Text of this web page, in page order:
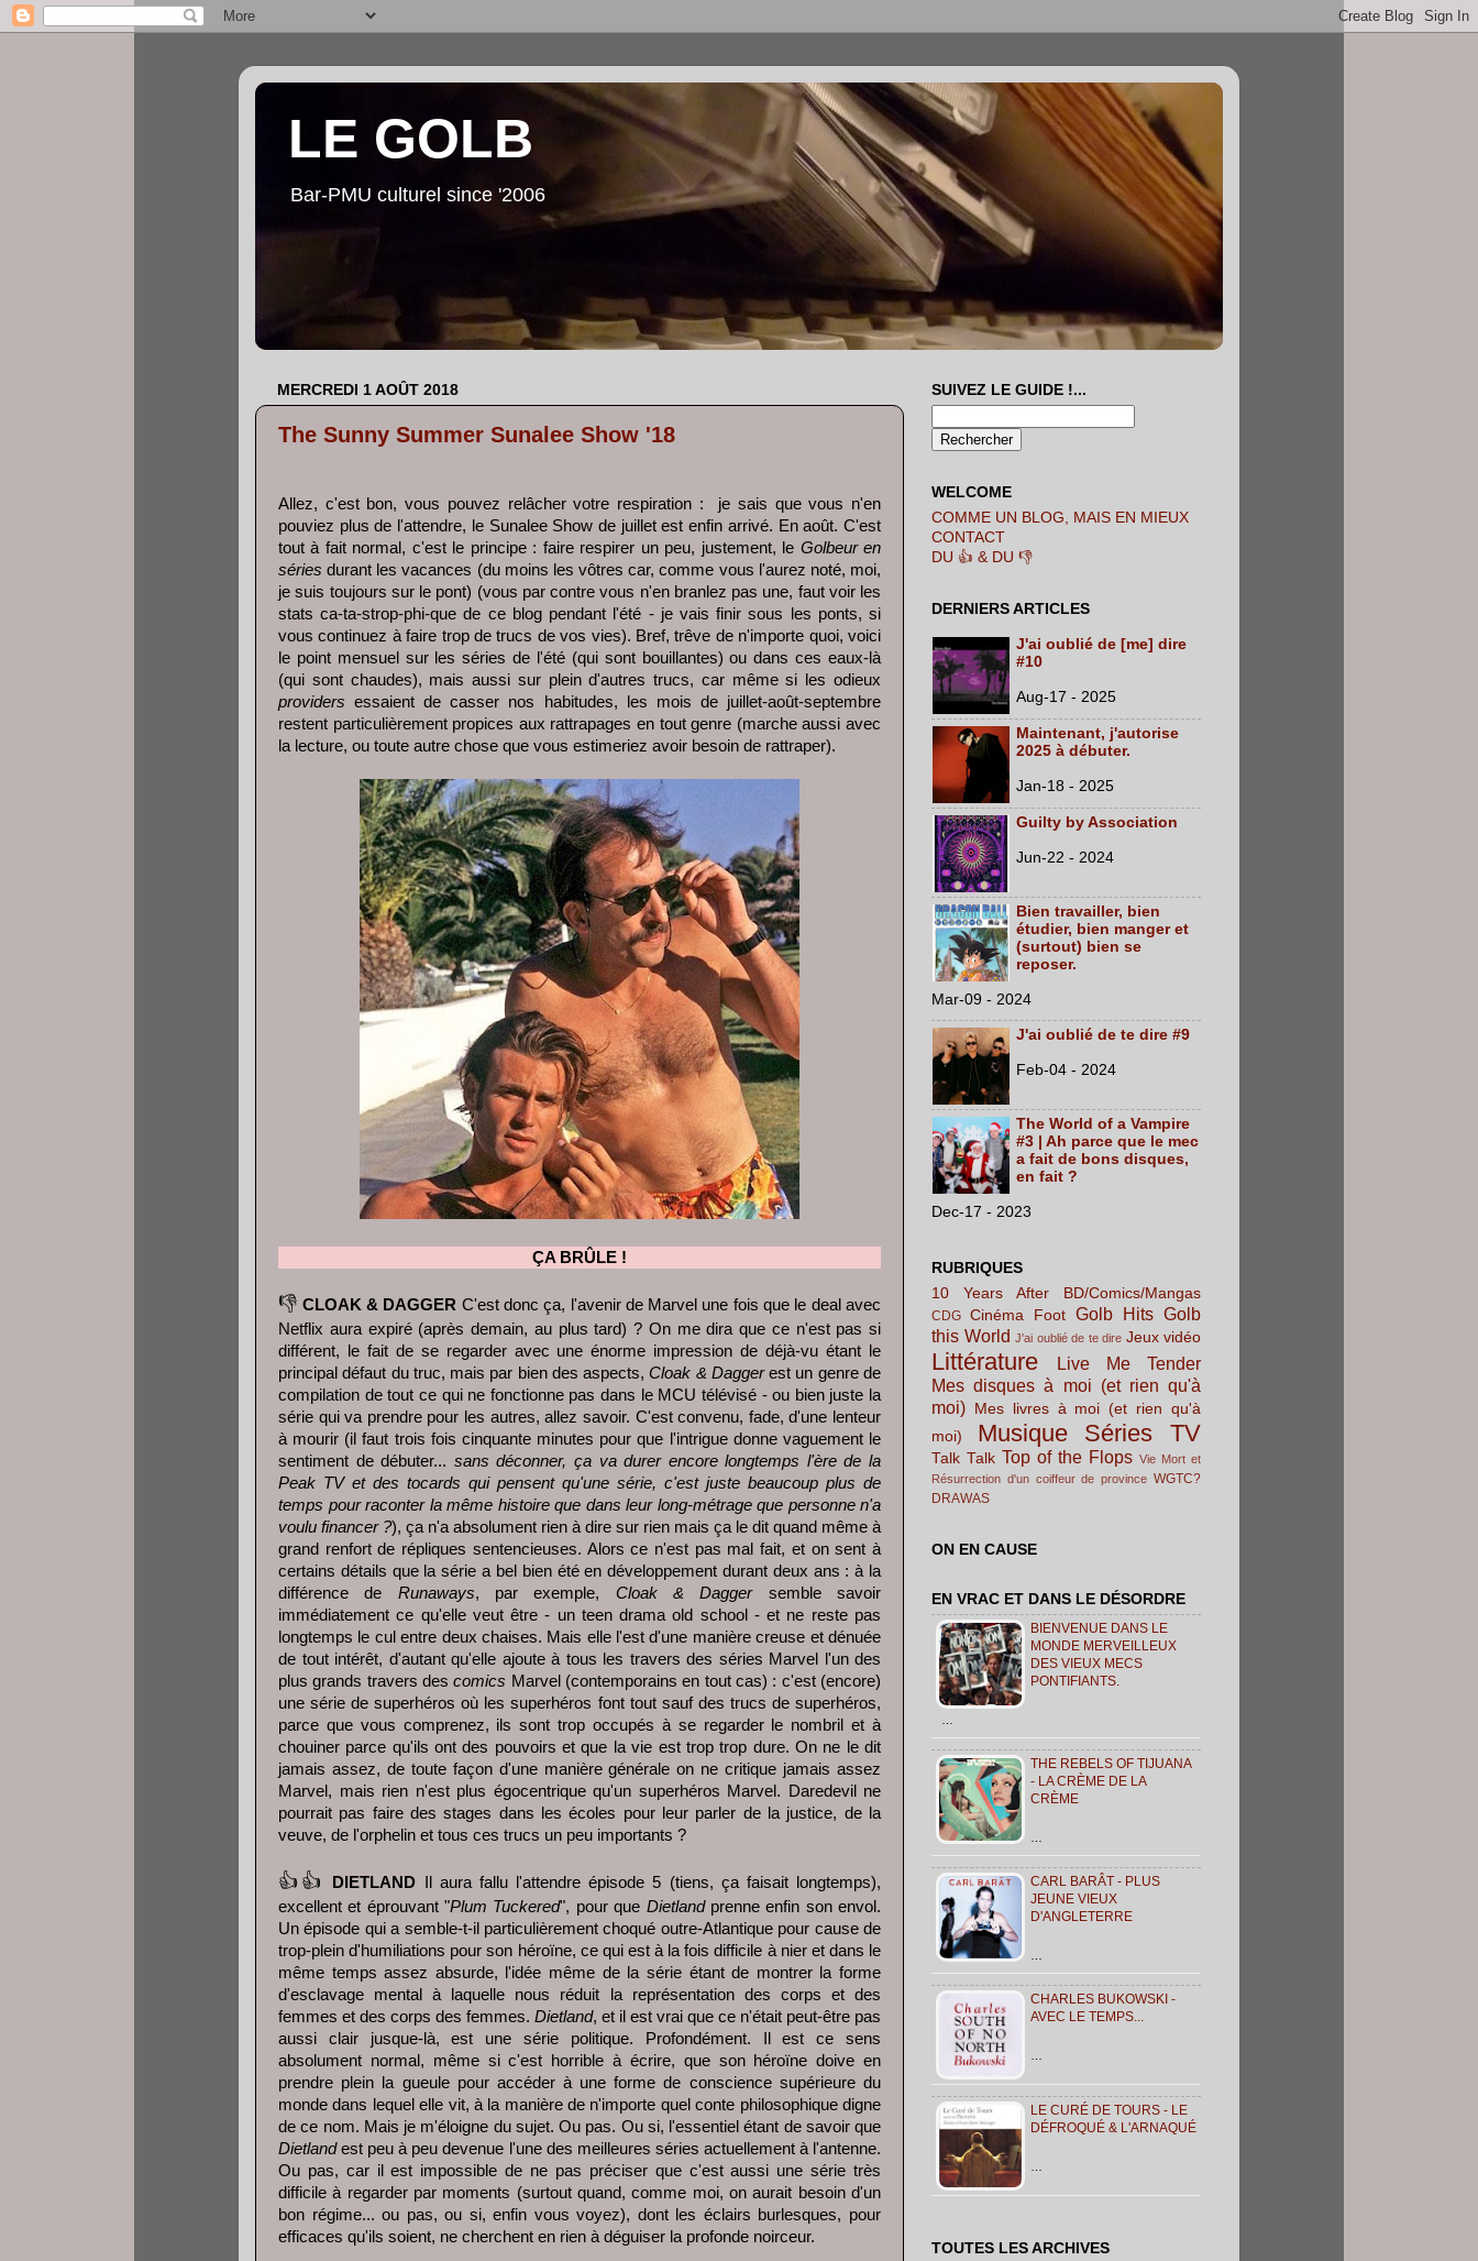
LE GOLB
Bar-PMU culturel since '2006
MERCREDI 1 AOÛT 2018
The Sunny Summer Sunalee Show '18
Allez, c'est bon, vous pouvez relâcher votre respiration : je sais que vous n'en
pouviez plus de l'attendre, le Sunalee Show de juillet est enfin arrivé. En août. C'est
tout à fait normal, c'est le principe : faire respirer un peu, justement, le Golbeur en
séries durant les vacances (du moins les vôtres car, comme vous l'aurez noté, moi,
je suis toujours sur le pont) (vous par contre vous n'en branlez pas une, faut voir les
stats ca-ta-strop-phi-que de ce blog pendant l'été - je vais finir sous les ponts, si
vous continuez à faire trop de trucs de vos vies). Bref, trêve de n'importe quoi, voici
le point mensuel sur les séries de l'été (qui sont bouillantes) ou dans ces eaux-là
(qui sont chaudes), mais aussi sur plein d'autres trucs, car même si les odieux
providers essaient de casser nos habitudes, les mois de juillet-août-septembre
restent particulièrement propices aux rattrapages en tout genre (marche aussi avec
la lecture, ou toute autre chose que vous estimeriez avoir besoin de rattraper).
ÇA BRÛLE !
👎 CLOAK & DAGGER C'est donc ça, l'avenir de Marvel une fois que le deal avec
Netflix aura expiré (après demain, au plus tard) ? On me dira que ce n'est pas si
différent, le fait de se regarder avec une énorme impression de déjà-vu étant le
principal défaut du truc, mais par bien des aspects,Cloak & Daggerest un genre de
compilation de tout ce qui ne fonctionne pas dans le MCU télévisé - ou bien juste la
série qui va prendre pour les autres, allez savoir. C'est convenu, fade, d'une lenteur
à mourir (il faut trois fois cinquante minutes pour que l'intrigue donne vaguement le
sentiment de débuter... sans déconner, ça va durer encore longtemps l'ère de la
Peak TV et des tocards qui pensent qu'une série, c'est juste beaucoup plus de
temps pour raconter la même histoire que dans leur long-métrage que personne n'a
voulu financer ?), ça n'a absolument rien à dire sur rien mais ça le dit quand même à
grand renfort de répliques sentencieuses. Alors ce n'est pas mal fait, et on sent à
certains détails que la série a bel bien été en développement durant deux ans : à la
différence de Runaways, par exemple, Cloak & Daggersemble savoir
immédiatement ce qu'elle veut être - un teen drama old school - et ne reste pas
longtemps le cul entre deux chaises. Mais elle l'est d'une manière creuse et dénuée
de tout intérêt, d'autant qu'elle ajoute à tous les travers des séries Marvel l'un des
plus grands travers descomics Marvel (contemporains en tout cas) : c'est (encore)
une série de superhéros où les superhéros font tout sauf des trucs de superhéros,
parce que vous comprenez, ils sont trop occupés à se regarder le nombril et à
chouiner parce qu'ils ont des pouvoirs et que la vie est trop trop dure. On ne le dit
jamais assez, de toute façon d'une manière générale on ne critique jamais assez
Marvel, mais rien n'est plus égocentrique qu'un superhéros Marvel. Daredevil ne
pourrait pas faire des stages dans les écoles pour leur parler de la justice, de la
veuve, de l'orphelin et tous ces trucs un peu importants ?
👍👍 DIETLAND Il aura fallu l'attendre épisode 5 (tiens, ça faisait longtemps),
excellent et éprouvant "Plum Tuckered", pour que Dietland prenne enfin son envol.
Un épisode qui a semble-t-il particulièrement choqué outre-Atlantique pour cause de
trop-plein d'humiliations pour son héroïne, ce qui est à la fois difficile à nier et dans le
même temps assez absurde, l'idée même de la série étant de montrer la forme
d'esclavage mental à laquelle nous réduit la représentation des corps et des
femmes et des corps des femmes. Dietland, et il est vrai que ce n'était peut-être pas
aussi clair jusque-là, est une série politique. Profondément. Il est ce sens
absolument normal, même si c'est horrible à écrire, que son héroïne doive en
prendre plein la gueule pour accéder à une forme de conscience supérieure du
monde dans lequel elle vit, à la manière de n'importe quel conte philosophique digne
de ce nom. Mais je m'éloigne du sujet. Ou pas. Ou si, l'essentiel étant de savoir que
Dietlandest peu à peu devenue l'une des meilleures séries actuellement à l'antenne.
Ou pas, car il est impossible de ne pas préciser que c'est aussi une série très
difficile à regarder par moments (surtout quand, comme moi, on aurait besoin d'un
bon régime... ou pas, ou si, enfin vous voyez), dont les éclairs burlesques, pour
efficaces qu'ils soient, ne cherchent en rien à déguiser la profonde noirceur.
SUIVEZ LE GUIDE !...
WELCOME
COMME UN BLOG, MAIS EN MIEUX
CONTACT
DU 👍 & DU 👎
DERNIERS ARTICLES
J'ai oublié de [me] dire
#10
Aug-17 - 2025
Maintenant, j'autorise
2025 à débuter.
Jan-18 - 2025
Guilty by Association
Jun-22 - 2024
Bien travailler, bien
étudier, bien manger et
(surtout) bien se
reposer.
Mar-09 - 2024
J'ai oublié de te dire #9
Feb-04 - 2024
The World of a Vampire
#3 | Ah parce que le mec
a fait de bons disques,
en fait ?
Dec-17 - 2023
RUBRIQUES
10 Years After
BD/Comics/Mangas
CDG Cinéma Foot Golb Hits Golb
this World J'ai oublié de te dire Jeux vidéo
Littérature
Live Me Tender
Mes disques à moi (et rien qu'à
moi) Mes livres à moi (et rien qu'à
moi)
Musique Séries TV
Talk Talk Top of the Flops Vie Mort et
Résurrection d'un coiffeur de province WGTC?
DRAWAS
ON EN CAUSE
EN VRAC ET DANS LE DÉSORDRE
BIENVENUE DANS LE
MONDE MERVEILLEUX
DES VIEUX MECS
PONTIFIANTS.
THE REBELS OF TIJUANA
- LA CRÈME DE LA
CRÈME
CARL BARÂT - PLUS
JEUNE VIEUX
D'ANGLETERRE
CHARLES BUKOWSKI -
AVEC LE TEMPS...
LE CURÉ DE TOURS - LE
DÉFROQUÉ & L'ARNAQUÉ
TOUTES LES ARCHIVES